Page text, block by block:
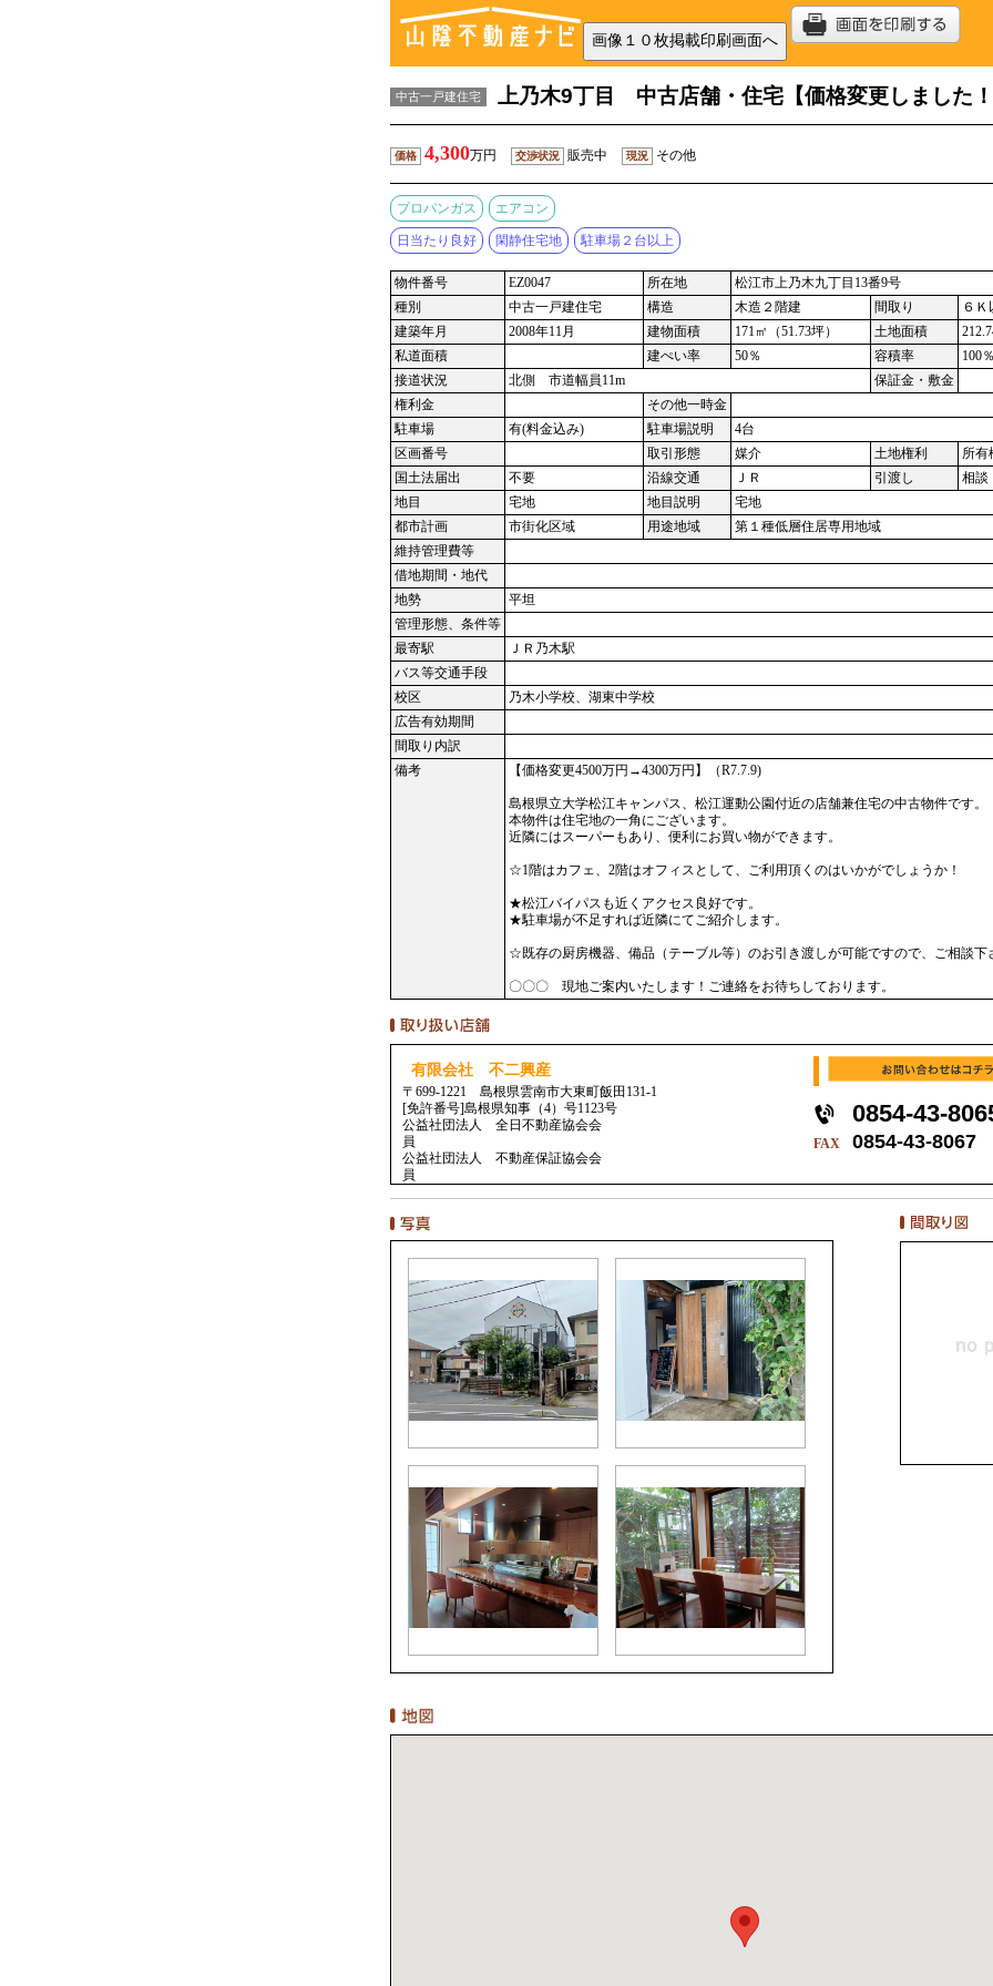
中古一戸建住宅 上乃木9丁目 中古店舗・住宅【価格変更しました
価格 4,300万円 交渉状況 販売中 現況 その他
プロパンガス エアコン
日当たり良好 閑静住宅地 駐車場２台以上
物件番号 EZ0047 所在地
松江市上乃木九丁目13番9号
種別
中古一戸建住宅 構造 木造２階建 間取り
６Ｋ
建築年月
2008年11月 建物面積 171㎡（51.73坪） 土地面積
私道面積
建ぺい率 50％ 容積率
100
接道状況
北側 市道幅員11m
保証金・敷金
権利金
その他一時金
駐車場
有(料金込み) 駐車場説明
4台
区画番号
取引形態 媒介 土地権利
所有
国土法届出
不要 沿線交通 ＪＲ 引渡し
相談
地目
宅地 地目説明
宅地
都市計画
市街化区域 用途地域
第１種低層住居専用地域
維持管理費等
借地期間・地代
地勢
平坦
管理形態、条件等
最寄駅
ＪＲ乃木駅
バス等交通手段
校区
乃木小学校、湖東中学校
広告有効期間
間取り内訳
備考
【価格変更4500万円→4300万円】（R7.7.9)
島根県立大学松江キャンパス、松江運動公園付近の店舗兼住宅の中古物件です。
本物件は住宅地の一角にございます。
近隣にはスーパーもあり、便利にお買い物ができます。
☆1階はカフェ、2階はオフィスとして、ご利用頂くのはいかがでしょうか！
★松江バイパスも近くアクセス良好です。
★駐車場が不足すれば近隣にてご紹介します。
☆既存の厨房機器、備品（テーブル等）のお引き渡しが可能ですので、ご相談下
〇〇〇 現地ご案内いたします！ご連絡をお待ちしております。
有限会社 不二興産
〒699-1221 島根県雲南市大東町飯田131-1
[免許番号]島根県知事（4）号1123号
公益社団法人 全日不動産協会会
員
公益社団法人 不動産保証協会会
員
0854-43-
FAX 0854-43-8067